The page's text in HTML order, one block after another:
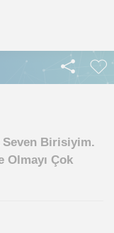
Seven Birisiyim.
Olmayı Çok